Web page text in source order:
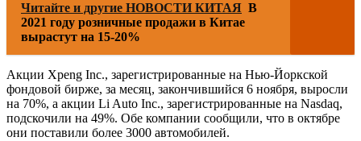
Читайте и другие НОВОСТИ КИТАЯ В
2021 году розничные продажи в Китае
вырастут на 15-20%
Акции Xpeng Inc., зарегистрированные на Нью-Йоркской
фондовой бирже, за месяц, закончившийся 6 ноября, выросли
на 70%, а акции Li Auto Inc., зарегистрированные на Nasdaq,
подскочили на 49%. Обе компании сообщили, что в октябре
они поставили более 3000 автомобилей.